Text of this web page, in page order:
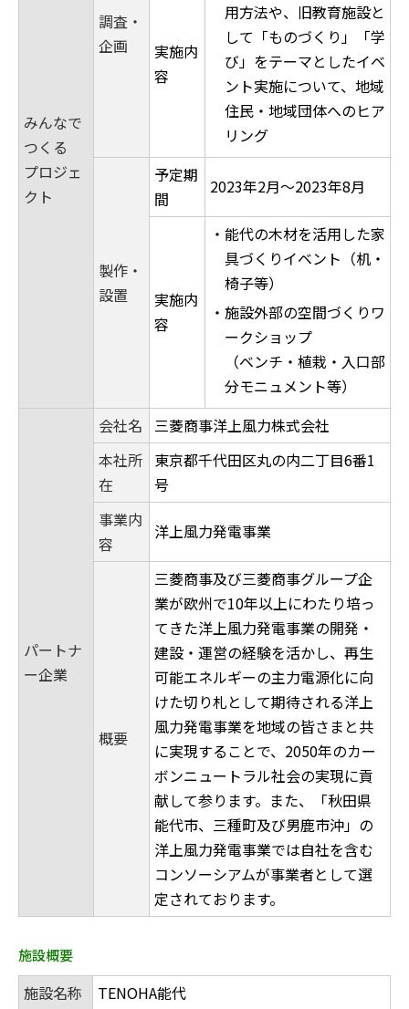
みんなで
つくる
プロジェ
クト
調査・
企画
実施内
容
用方法や、旧教育施設と
して「ものづくり」「学
び」をテーマとしたイベ
ント実施について、地域
住民・地域団体へのヒア
リング
製作・
設置
予定期
間
2023年2月～2023年8月
実施内
容
・能代の木材を活用した家
具づくりイベント（机・
椅子等）
・施設外部の空間づくりワ
ークショップ
（ベンチ・植栽・入口部
分モニュメント等）
パートナ
ー企業
会社名
三菱商事洋上風力株式会社
本社所
在
東京都千代田区丸の内二丁目6番1
号
事業内
容
洋上風力発電事業
概要
三菱商事及び三菱商事グループ企
業が欧州で10年以上にわたり培っ
てきた洋上風力発電事業の開発・
建設・運営の経験を活かし、再生
可能エネルギーの主力電源化に向
けた切り札として期待される洋上
風力発電事業を地域の皆さまと共
に実現することで、2050年のカー
ボンニュートラル社会の実現に貢
献して参ります。また、「秋田県
能代市、三種町及び男鹿市沖」の
洋上風力発電事業では自社を含む
コンソーシアムが事業者として選
定されております。
施設概要
施設名称 TENOHA能代